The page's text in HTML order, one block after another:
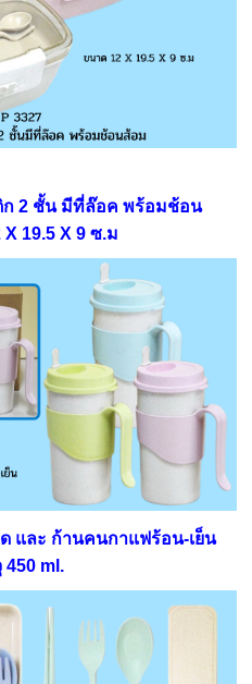
ก 2 ชั้น มีที่ล๊อค พร้อมช้อน
19.5 X 9 ซ.ม
และ ก้านคนกาแฟร้อน-เย็น
450 ml.